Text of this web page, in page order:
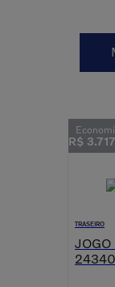
R$ 3.717
TRASEIRO
JOGO